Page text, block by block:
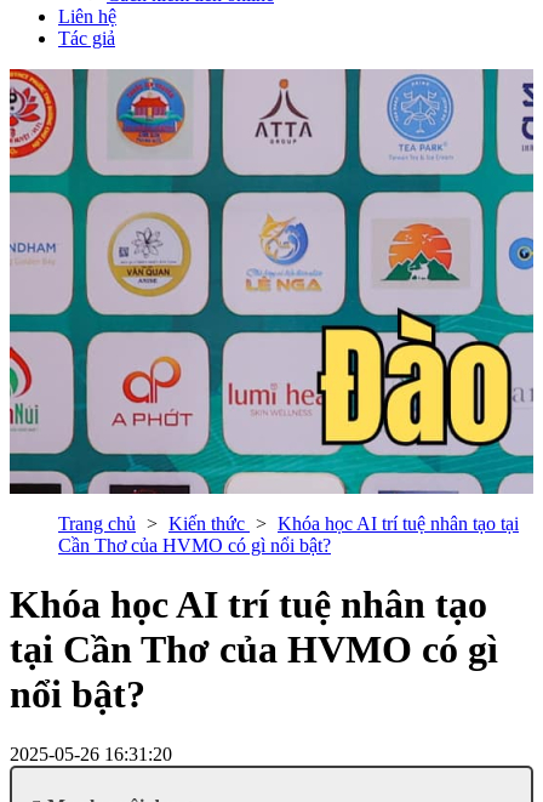
Liên hệ
Tác giả
Trang chủ Kiến thức
Khóa học AI trí tuệ nhân tạo tại
Cần Thơ của HVMO có gì nổi bật?
Khóa học AI trí tuệ nhân tạo
tại Cần Thơ của HVMO có gì
nổi bật?
2025-05-26 16:31:20